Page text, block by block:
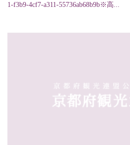
1-f3b9-4cf7-a311-55736ab68b9b※高...